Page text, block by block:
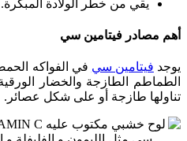
يقي من خطر الولادة المبكرة.
أهم مصادر فيتامين سي
يوجد فيتامين سي في الفواكه
الطماطم الطازجة والخضار
تناولها طازجة أو على شكل عصائر.